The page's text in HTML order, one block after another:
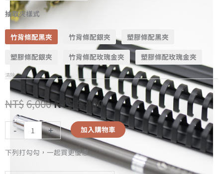
抽取夾樣式
竹背條配黑夾 竹背條配銀夾 塑膠條配黑夾
塑膠條配銀夾 竹背條配玫瑰金夾 塑膠條配玫瑰金夾
清除
NT$6,000NT$ 5,400
- + 加入購物車
下列打勾勾，一起買更優惠